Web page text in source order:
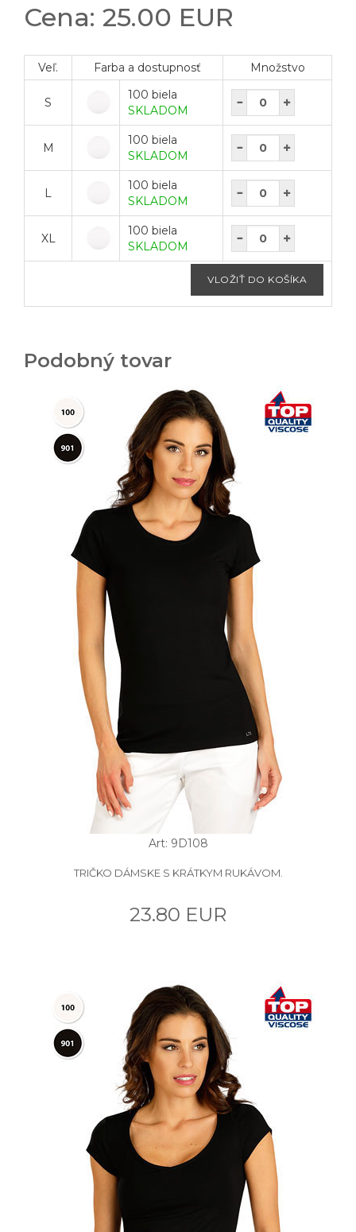
Cena: 25.00 EUR
Veľ. Farba a dostupnosť Množstvo
S
100 biela
SKLADOM
M
100 biela
SKLADOM
L
100 biela
SKLADOM
XL
100 biela
SKLADOM
Podobný tovar
Art: 9D108
TRIČKO DÁMSKE S KRÁTKYM RUKÁVOM.
23.80 EUR